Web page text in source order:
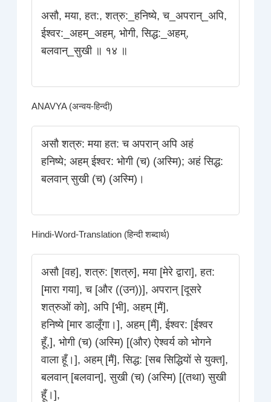
असौ, मया, हत:, शत्रु:_हनिष्ये, च_अपरान्_अपि,
ईश्वर:_अहम्_अहम्‌, भोगी, सिद्ध:_अहम्‌,
बलवान्_सुखी ॥ १४ ॥
ANAVYA (अन्वय-हिन्दी)
असौ शत्रु: मया हत: च अपरान्‌ अपि अहं
हनिष्ये; अहम्‌ ईश्वर: भोगी (च) (अस्मि); अहं सिद्ध:
बलवान् सुखी (च) (अस्मि)।
Hindi-Word-Translation (हिन्दी शब्दार्थ)
असौ [वह], शत्रु: [शत्रु], मया [मेरे द्वारा], हत:
[मारा गया], च [और ((उन))], अपरान् [दूसरे
शत्रुओं को], अपि [भी], अहम् [मैं],
हनिष्ये [मार डालूँगा।], अहम् [मैं], ईश्वर: [ईश्वर
हूँ,], भोगी (च) (अस्मि) [(और) ऐश्वर्य को भोगने
वाला हूँ।], अहम् [मैं], सिद्ध: [सब सिद्धियों से युक्त],
बलवान् [बलवान्], सुखी (च) (अस्मि) [(तथा) सुखी
हूँ।],